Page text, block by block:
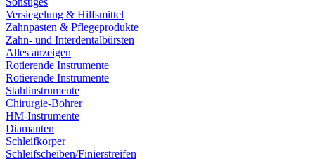
Versiegelung & Hilfsmittel
Zahnpasten & Pflegeprodukte
Zahn- und Interdentalbürsten
Alles anzeigen
Rotierende Instrumente
Rotierende Instrumente
Stahlinstrumente
Chirurgie-Bohrer
HM-Instrumente
Diamanten
Schleifkörper
Schleifscheiben/Finierstreifen